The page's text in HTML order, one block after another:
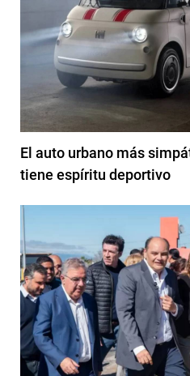
El auto urbano más
tiene espíritu deportivo